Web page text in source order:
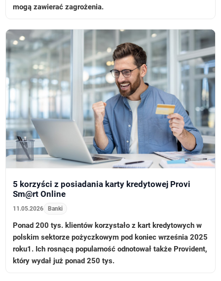
mogą zawierać zagrożenia.
5 korzyści z posiadania karty kredytowej Provi
Sm@rt Online
11.05.2026 Banki
Ponad 200 tys. klientów korzystało z kart kredytowych w
polskim sektorze pożyczkowym pod koniec września 2025
roku1. Ich rosnącą popularność odnotował także Provident,
który wydał już ponad 250 tys.